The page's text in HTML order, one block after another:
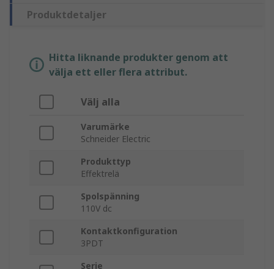
Produktdetaljer
Hitta liknande produkter genom att
välja ett eller flera attribut.
Välj alla
Varumärke
Schneider Electric
Produkttyp
Effektrelä
Spolspänning
110V dc
Kontaktkonfiguration
3PDT
Serie